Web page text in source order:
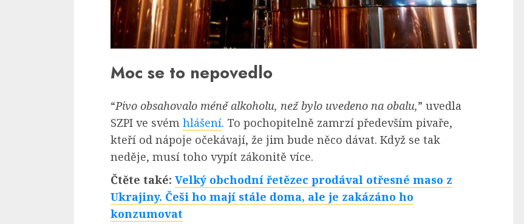
Moc se to nepovedlo
“Pivo obsahovalo méně alkoholu, než bylo uvedeno na obalu,” uvedla
SZPI ve svém hlášení. To pochopitelně zamrzí především pivaře,
kteří od nápoje očekávají, že jim bude něco dávat. Když se tak
neděje, musí toho vypít zákonitě více.
Čtěte také: Velký obchodní řetězec prodával otřesné maso z
Ukrajiny. Češi ho mají stále doma, ale je zakázáno ho
konzumovat